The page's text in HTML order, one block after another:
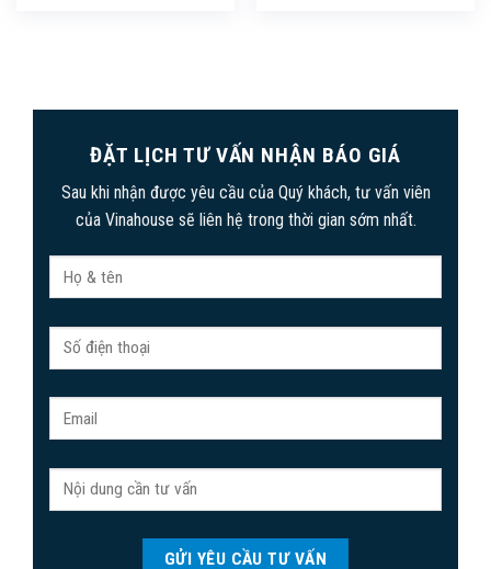
ĐẶT LỊCH TƯ VẤN NHẬN BÁO GIÁ
Sau khi nhận được yêu cầu của Quý khách, tư vấn viên
của Vinahouse sẽ liên hệ trong thời gian sớm nhất.